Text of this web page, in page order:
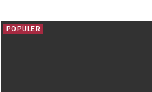
POPÜLER